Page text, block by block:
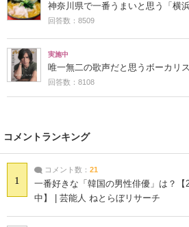
神奈川県で一番うまいと思う「横
回答数：8509
実施中
唯一無二の歌声だと思うボーカリ
回答数：8108
コメントランキング
1
コメント数： 21
一番好きな「韓国の男性俳優」は？【
中】 | 芸能人 ねとらぼリサーチ